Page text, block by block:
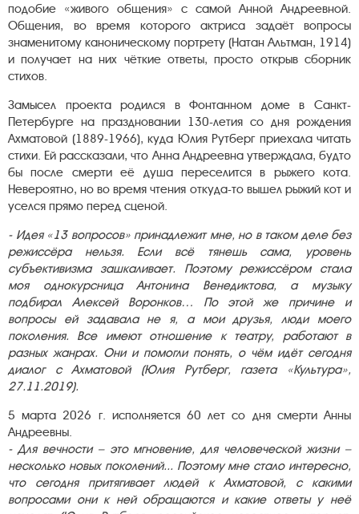
подобие «живого общения» с самой Анной Андреевной.
Общения, во время которого актриса задаёт вопросы
знаменитому каноническому портрету (Натан Альтман, 1914)
и получает на них чёткие ответы, просто открыв сборник
стихов.
Замысел проекта родился в Фонтанном доме в Санкт-
Петербурге на праздновании 130-летия со дня рождения
Ахматовой (1889-1966), куда Юлия Рутберг приехала читать
стихи. Ей рассказали, что Анна Андреевна утверждала, будто
бы после смерти её душа переселится в рыжего кота.
Невероятно, но во время чтения откуда-то вышел рыжий кот и
уселся прямо перед сценой.
- Идея «13 вопросов» принадлежит мне, но в таком деле без
режиссёра нельзя. Если всё тянешь сама, уровень
субъективизма зашкаливает. Поэтому режиссёром стала
моя однокурсница Антонина Венедиктова, а музыку
подбирал Алексей Воронков… По этой же причине и
вопросы ей задавала не я, а мои друзья, люди моего
поколения. Все имеют отношение к театру, работают в
разных жанрах. Они и помогли понять, о чём идёт сегодня
диалог с Ахматовой (Юлия Рутберг, газета «Культура»,
27.11.2019).
5 марта 2026 г. исполняется 60 лет со дня смерти Анны
Андреевны.
- Для вечности – это мгновение, для человеческой жизни –
несколько новых поколений... Поэтому мне стало интересно,
что сегодня притягивает людей к Ахматовой, с какими
вопросами они к ней обращаются и какие ответы у неё